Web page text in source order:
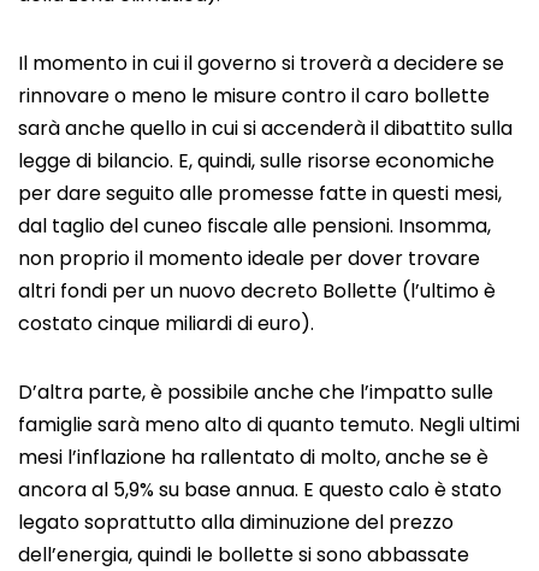
Il momento in cui il governo si troverà a decidere se
rinnovare o meno le misure contro il caro bollette
sarà anche quello in cui si accenderà il dibattito sulla
legge di bilancio. E, quindi, sulle risorse economiche
per dare seguito alle promesse fatte in questi mesi,
dal taglio del cuneo fiscale alle pensioni. Insomma,
non proprio il momento ideale per dover trovare
altri fondi per un nuovo decreto Bollette (l’ultimo è
costato cinque miliardi di euro).
D’altra parte, è possibile anche che l’impatto sulle
famiglie sarà meno alto di quanto temuto. Negli ultimi
mesi l’inflazione ha rallentato di molto, anche se è
ancora al 5,9% su base annua. E questo calo è stato
legato soprattutto alla diminuzione del prezzo
dell’energia, quindi le bollette si sono abbassate